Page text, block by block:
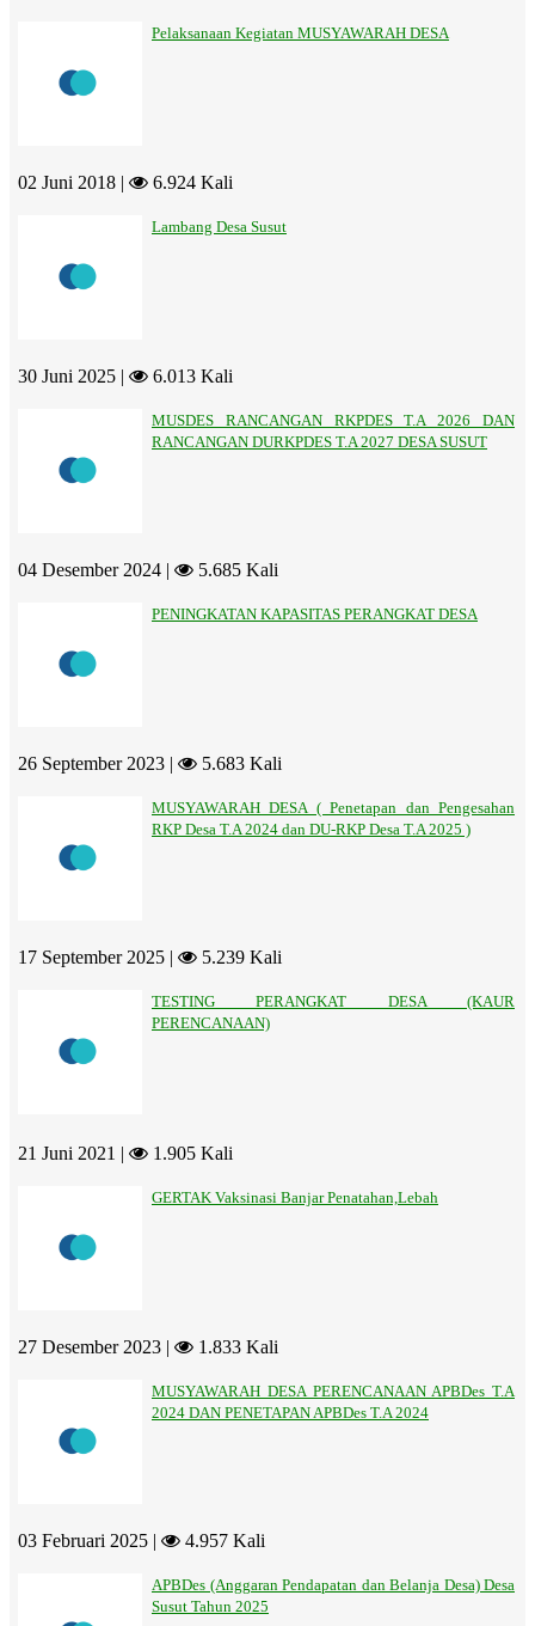
Pelaksanaan Kegiatan MUSYAWARAH DESA
02 Juni 2018 | 6.924 Kali
Lambang Desa Susut
30 Juni 2025 | 6.013 Kali
MUSDES RANCANGAN RKPDES T.A 2026 DAN
RANCANGAN DURKPDES T.A 2027 DESA SUSUT
04 Desember 2024 | 5.685 Kali
PENINGKATAN KAPASITAS PERANGKAT DESA
26 September 2023 | 5.683 Kali
MUSYAWARAH DESA ( Penetapan dan Pengesahan
RKP Desa T.A 2024 dan DU-RKP Desa T.A 2025 )
17 September 2025 | 5.239 Kali
TESTING PERANGKAT DESA (KAUR
PERENCANAAN)
21 Juni 2021 | 1.905 Kali
GERTAK Vaksinasi Banjar Penatahan,Lebah
27 Desember 2023 | 1.833 Kali
MUSYAWARAH DESA PERENCANAAN APBDes T.A
2024 DAN PENETAPAN APBDes T.A 2024
03 Februari 2025 | 4.957 Kali
APBDes (Anggaran Pendapatan dan Belanja Desa) Desa
Susut Tahun 2025